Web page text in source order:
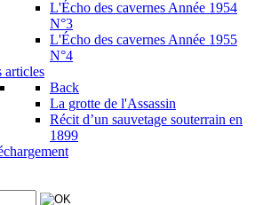
L'Écho des cavernes Année 1954
N°3
L'Écho des cavernes Année 1955
N°4
articles
Back
La grotte de l'Assassin
Récit d’un sauvetage souterrain en
1899